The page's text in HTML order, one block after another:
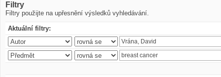
Filtry
Filtry použijte na upřesnění výsledků vyhledávání.
Aktuální filtry: